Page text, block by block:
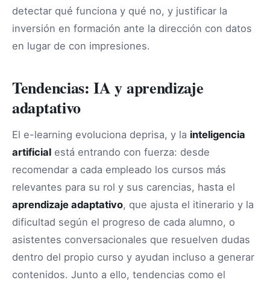
detectar qué funciona y qué no, y justificar la
inversión en formación ante la dirección con datos
en lugar de con impresiones.
Tendencias: IA y aprendizaje
adaptativo
El e-learning evoluciona deprisa, y la inteligencia
artificial está entrando con fuerza: desde
recomendar a cada empleado los cursos más
relevantes para su rol y sus carencias, hasta el
aprendizaje adaptativo, que ajusta el itinerario y la
dificultad según el progreso de cada alumno, o
asistentes conversacionales que resuelven dudas
dentro del propio curso y ayudan incluso a generar
contenidos. Junto a ello, tendencias como el